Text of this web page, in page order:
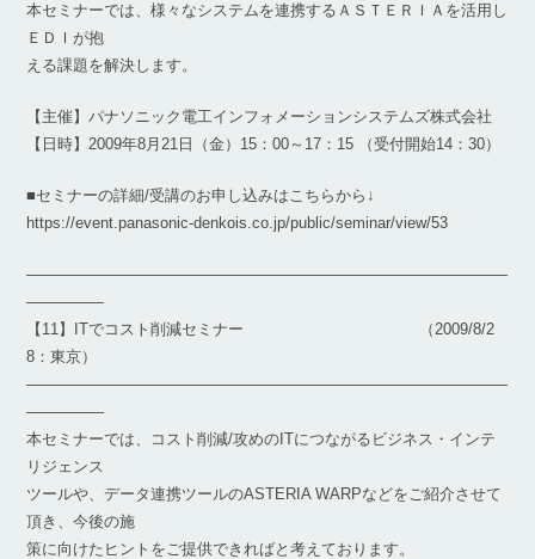
本セミナーでは、様々なシステムを連携するＡＳＴＥＲＩＡを活用し
ＥＤＩが抱
える課題を解決します。
【主催】パナソニック電工インフォメーションシステムズ株式会社
【日時】2009年8月21日（金）15：00～17：15 （受付開始14：30）
■セミナーの詳細/受講のお申し込みはこちらから↓
https://event.panasonic-denkois.co.jp/public/seminar/view/53
―――――――――――――――――――――――――――――――
―――――
【11】ITでコスト削減セミナー （2009/8/2
8：東京）
―――――――――――――――――――――――――――――――
―――――
本セミナーでは、コスト削減/攻めのITにつながるビジネス・インテ
リジェンス
ツールや、データ連携ツールのASTERIA WARPなどをご紹介させて
頂き、今後の施
策に向けたヒントをご提供できればと考えております。